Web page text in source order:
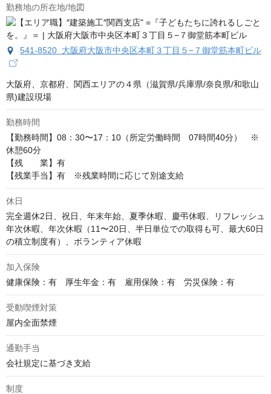
勤務地の所在地/地図
541-8520 大阪府大阪市中央区本町３丁目５−７御堂筋本町ビル
大阪府、京都府、関西エリアの４県（滋賀県/兵庫県/奈良県/和歌山
県)建設現場
勤務時間
【勤務時間】08：30〜17：10（所定労働時間　07時間40分）　※
休憩60分
【残　　業】有
【残業手当】有　※残業時間に応じて別途支給
休日
完全週休2日、祝日、年末年始、夏季休暇、慶弔休暇、リフレッシュ
年次休暇、年次休暇（11〜20日、半日単位での取得も可、最大60日
の積立制度有）、ボランティア休暇
加入保険
健康保険：有　厚生年金：有　雇用保険：有　労災保険：有
受動喫煙対策
屋内全面禁煙
通勤手当
会社規定に基づき支給
制度